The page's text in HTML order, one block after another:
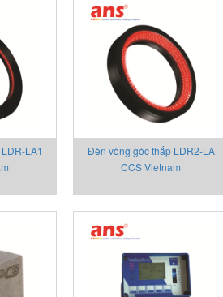
LA1
Đèn vòng góc thấp LDR2-LA
CCS Vietnam